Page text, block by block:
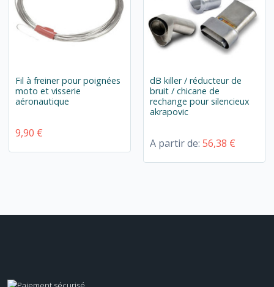
Fil à freiner pour poignées
moto et visserie
aéronautique
9,90 €
dB killer / réducteur de
bruit / chicane de
rechange pour silencieux
akrapovic
A partir de:56,38 €